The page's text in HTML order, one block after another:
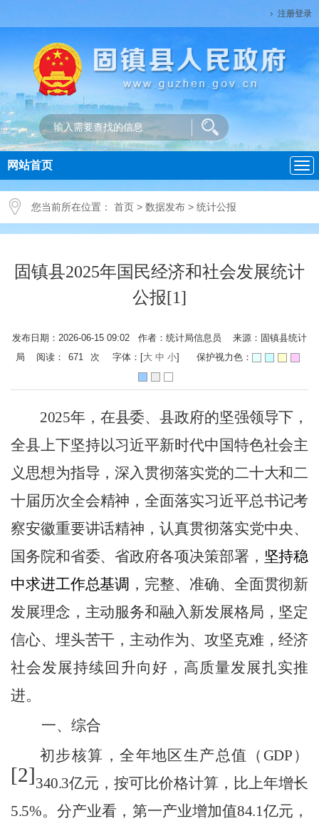
注册登录
导
航
网站首页
您当前所在位置： 首页 > 数据发布 > 统计公报
固镇县2025年国民经济和社会发展统计
公报[1]
发布日期：2026-06-15 09:02 作者：统计局信息员 来源：固镇县统计
局 阅读：
671 次 字体：[大 中 小] 保护视力色：
2025年， 在县委、县政府的坚强领导下，
全县上下坚持以习近平新时代中国特色社会主
义思想为指导，深入贯彻落实党的二十大和二
十届历次全会精神，全面落实习近平总书记考
察安徽重要讲话精神，认真贯彻落实党中央、
国务院和省委、省政府各项决策部署， 坚持稳
中求进工作总基调 ，完整、准确、全面贯彻新
发展理念，主动服务和融入新发展格局，坚定
信心、埋头苦干，主动作为、攻坚克难，经济
社会发展持续回升向好，高质量发展扎实推
进。
一、综合
初步核算，全年地区生产总值（ GDP ）
[2]340.3亿元，按可比价格计算，比上年增长
5.5%。分产业看， 第一产业增加值84.1亿元，